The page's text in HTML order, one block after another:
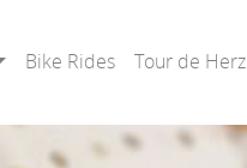
Bike Rides Tour de Herz